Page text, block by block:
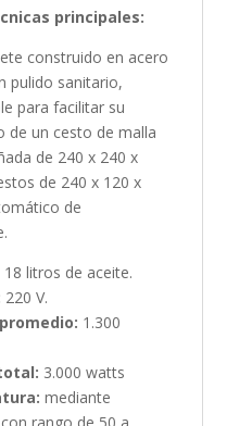
principales:
construido en acero
pulido sanitario,
para facilitar su
de un cesto de malla
de 240 x 240 x
de 240 x 120 x
de
18 litros de aceite.
220 V.
1.300
3.000 watts
mediante